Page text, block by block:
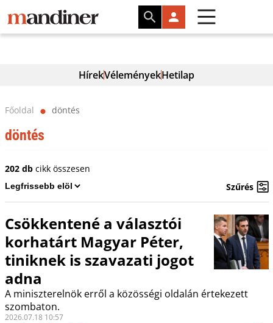
HírekVéleményekHetilap
Főoldal ⬤ döntés
döntés
202 dbcikk összesen
Szűrés
Csökkentené a választói
korhatárt Magyar Péter,
tiniknek is szavazati jogot
adna
A miniszterelnök erről a közösségi oldalán értekezett
szombaton.
2026.07.18 10:57